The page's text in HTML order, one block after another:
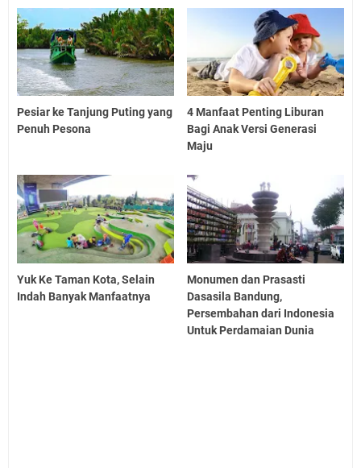
Pesiar ke Tanjung Puting yang
Penuh Pesona
4 Manfaat Penting Liburan
Bagi Anak Versi Generasi
Maju
Yuk Ke Taman Kota, Selain
Indah Banyak Manfaatnya
Monumen dan Prasasti
Dasasila Bandung,
Persembahan dari Indonesia
Untuk Perdamaian Dunia